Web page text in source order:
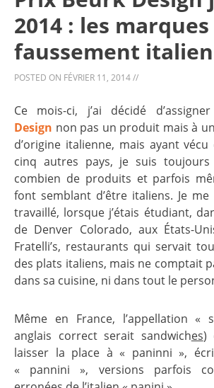
2014 : les marques
faussement
POSTED ON FÉVRIER 11, 2014//
Ce mois-ci, j’ai décidé
Design non pas un produit mais à
d’origine italienne, mais ayant
cinq autres pays, je suis
combien de produits et parfois
font semblant d’être italiens. Je me
travaillé, lorsque j’étais étudiant,
de Denver Colorado, aux États-
Fratelli’s, restaurants qui servait
des plats italiens, mais ne comptait
dans sa cuisine, ni dans tout le
Même en France, l’appellation «
anglais correct serait sandwiches)
laisser la place à « paninni »,
« pannini », versions parfois